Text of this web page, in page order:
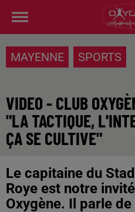
MAYENNE SPORTS
VIDEO - CLUB
"LA TACTIQUE,
ÇA SE CULTIVE"
Le capitaine du
Roye est notre
Oxygène. Il parle